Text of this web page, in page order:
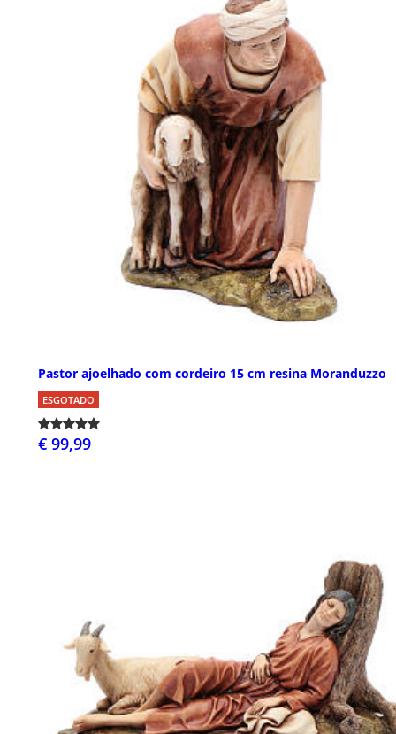
Pastor ajoelhado com cordeiro 15 cm resina Moranduzzo
ESGOTADO
€ 99,99